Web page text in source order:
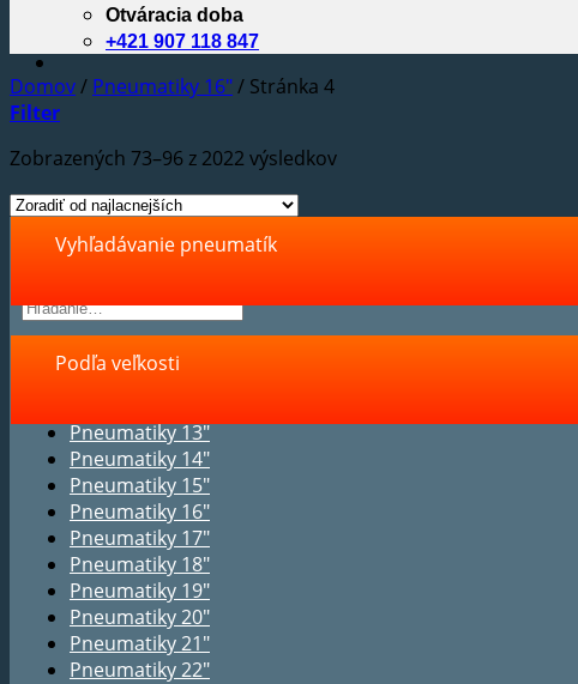
Otváracia doba
+421 907 118 847
Domov/ Pneumatiky 16"/ Stránka 4
Filter
Zobrazených 73–96 z 2022 výsledkov
Vyhľadávanie pneumatík
Podľa veľkosti
Pneumatiky 13"
Pneumatiky 14"
Pneumatiky 15"
Pneumatiky 16"
Pneumatiky 17"
Pneumatiky 18"
Pneumatiky 19"
Pneumatiky 20"
Pneumatiky 21"
Pneumatiky 22"